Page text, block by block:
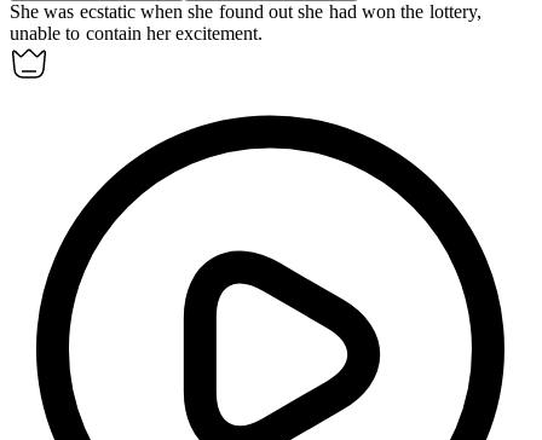
She was ecstatic when she found out she had won the lottery,
unable to contain her excitement.